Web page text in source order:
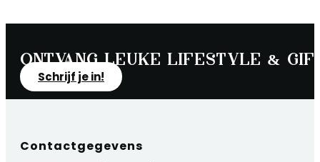
Ontvang leuke lifestyle &
Schrijf je in!
Contactgegevens